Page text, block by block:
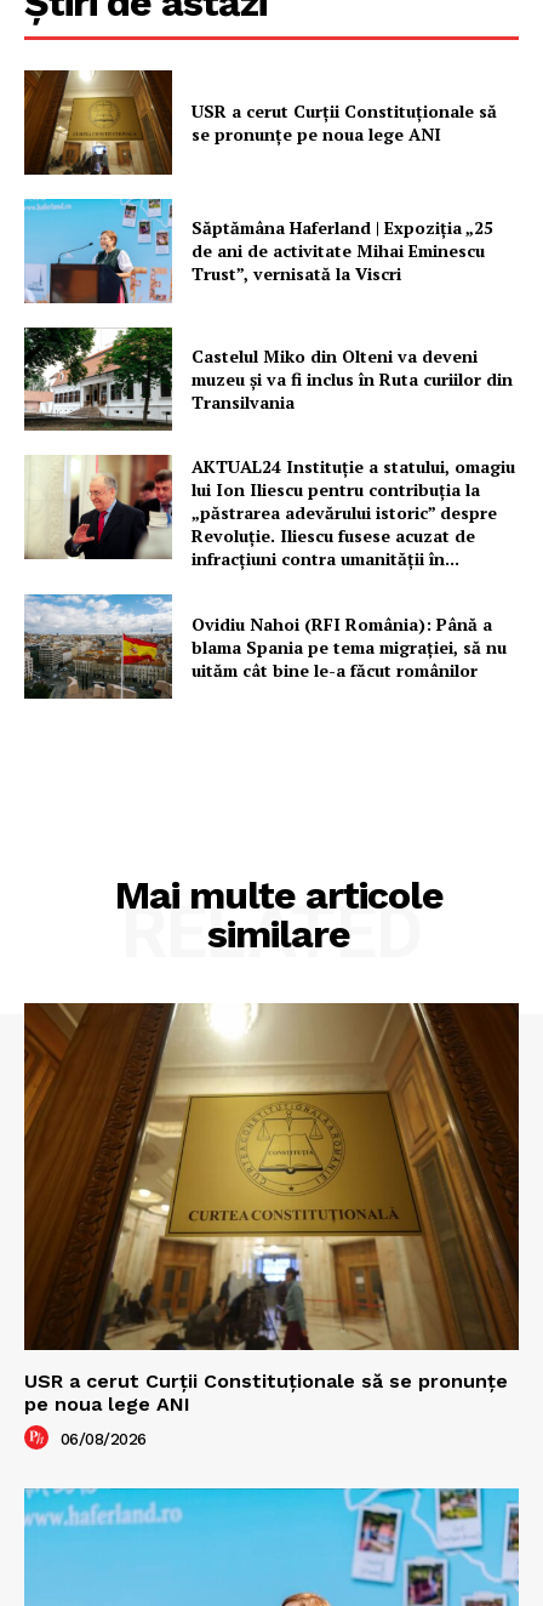
USR a cerut Curții Constituționale să
se pronunțe pe noua lege ANI
Săptămâna Haferland | Expoziţia „25
de ani de activitate Mihai Eminescu
Trust”, vernisată la Viscri
Castelul Miko din Olteni va deveni
muzeu şi va fi inclus în Ruta curiilor din
Transilvania
AKTUAL24 Instituție a statului, omagiu
lui Ion Iliescu pentru contribuția la
„păstrarea adevărului istoric” despre
Revoluție. Iliescu fusese acuzat de
infracțiuni contra umanității în...
Ovidiu Nahoi (RFI România): Până a
blama Spania pe tema migrației, să nu
uităm cât bine le-a făcut românilor
Mai multe articole
similare
RELATED
USR a cerut Curții Constituționale să se pronunțe
pe noua lege ANI
06/08/2026